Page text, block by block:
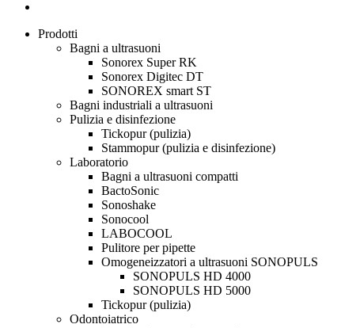
Prodotti
Bagni a ultrasuoni
Sonorex Super RK
Sonorex Digitec DT
SONOREX smart ST
Bagni industriali a ultrasuoni
Pulizia e disinfezione
Tickopur (pulizia)
Stammopur (pulizia e disinfezione)
Laboratorio
Bagni a ultrasuoni compatti
BactoSonic
Sonoshake
Sonocool
LABOCOOL
Pulitore per pipette
Omogeneizzatori a ultrasuoni SONOPULS
SONOPULS HD 4000
SONOPULS HD 5000
Tickopur (pulizia)
Odontoiatrico